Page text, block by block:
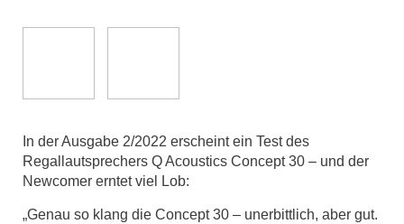
In der Ausgabe 2/2022 erscheint ein Test des
Regallautsprechers Q Acoustics Concept 30 – und der
Newcomer erntet viel Lob:
„Genau so klang die Concept 30 – un­erbittlich, aber gut.